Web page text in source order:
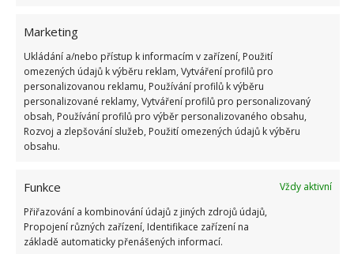
Marketing
Ukládání a/nebo přístup k informacím v zařízení, Použití
omezených údajů k výběru reklam, Vytváření profilů pro
personalizovanou reklamu, Používání profilů k výběru
personalizované reklamy, Vytváření profilů pro personalizovaný
obsah, Používání profilů pro výběr personalizovaného obsahu,
Rozvoj a zlepšování služeb, Použití omezených údajů k výběru
obsahu.
Funkce
Vždy aktivní
Přiřazování a kombinování údajů z jiných zdrojů údajů,
Propojení různých zařízení, Identifikace zařízení na
základě automaticky přenášených informací.
dvou týdnech. Hodí se i žehlička, která spálí různé
druhy bakterií.
Udržujte svou ložnici v čistotě pomocí vysavače a
mokrého čištění. Vyžaduje to trochu úsilí, ale pocit
pohodlí z čisté a měkké postele stojí za to, že?